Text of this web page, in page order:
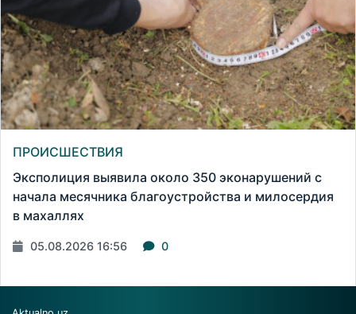
ПРОИСШЕСТВИЯ
Эксполиция выявила около 350 эконарушений с
начала месячника благоустройства и милосердия
в махаллях
05.08.2026 16:56 0